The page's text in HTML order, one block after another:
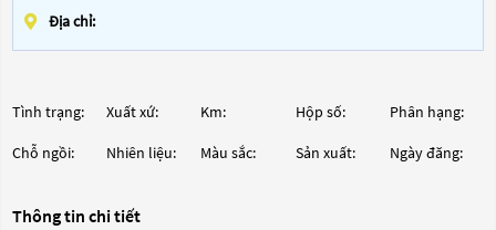
Địa chỉ:
Tình trạng: Xuất xứ: Km: Hộp số: Phân hạng:
Chỗ ngồi: Nhiên liệu: Màu sắc: Sản xuất: Ngày đăng:
Thông tin chi tiết